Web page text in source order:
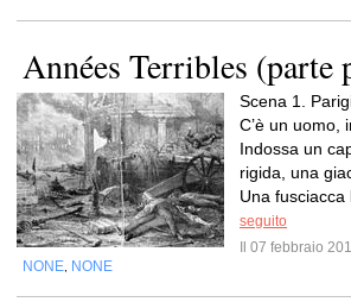
Années Terribles (parte
Scena 1.
C’è un uomo,
Indossa un
rigida, una
Una fusciacca
seguito
Il 07 febbraio
NONE NONE